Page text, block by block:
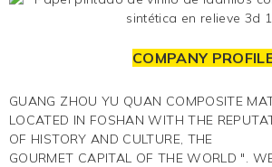
COMPANY
GUANG ZHOU YU QUAN COMPOSITE
LOCATED IN FOSHAN WITH THE
OF HISTORY AND CULTURE, THE
GOURMET CAPITAL OF THE WORLD ".